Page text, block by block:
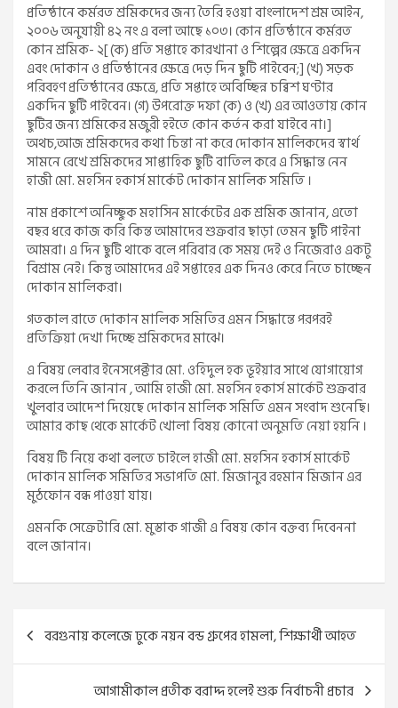
প্রতিষ্ঠানে কর্মরত শ্রমিকদের জন্য তৈরি হওয়া বাংলাদেশ শ্রম আইন,
২০০৬ অনুযায়ী ৪২ নং এ বলা আছে ১০৩। কোন প্রতিষ্ঠানে কর্মরত
কোন শ্রমিক- ২[ (ক) প্রতি সপ্তাহে কারখানা ও শিল্পের ক্ষেত্রে একদিন
এবং দোকান ও প্রতিষ্ঠানের ক্ষেত্রে দেড় দিন ছুটি পাইবেন;] (খ) সড়ক
পরিবহণ প্রতিষ্ঠানের ক্ষেত্রে, প্রতি সপ্তাহে অবিচ্ছিন্ন চব্বিশ ঘণ্টার
একদিন ছুটি পাইবেন। (গ) উপরোক্ত দফা (ক) ও (খ) এর আওতায় কোন
ছুটির জন্য শ্রমিকের মজুরী হইতে কোন কর্তন করা যাইবে না।]
অথচ,আজ শ্রমিকদের কথা চিন্তা না করে দোকান মালিকদের স্বার্থ
সামনে রেখে শ্রমিকদের সাপ্তাহিক ছুটি বাতিল করে এ সিদ্ধান্ত নেন
হাজী মো. মহসিন হকার্স মার্কেট দোকান মালিক সমিতি ।
নাম প্রকাশে অনিচ্ছুক মহাসিন মার্কেটের এক শ্রমিক জানান, এতো
বছর ধরে কাজ করি কিন্ত আমাদের শুক্রবার ছাড়া তেমন ছুটি পাইনা
আমরা। এ দিন ছুটি থাকে বলে পরিবার কে সময় দেই ও নিজেরাও একটু
বিশ্রাম নেই। কিন্তু আমাদের এই সপ্তাহের এক দিনও কেরে নিতে চাচ্ছেন
দোকান মালিকরা।
গতকাল রাতে দোকান মালিক সমিতির এমন সিদ্ধান্তে পরপরই
প্রতিক্রিয়া দেখা দিচ্ছে শ্রমিকদের মাঝে।
এ বিষয় লেবার ইনেসপেক্টার মো. ওহিদুল হক ভূইয়ার সাথে যোগায়োগ
করলে তিনি জানান , আমি হাজী মো. মহসিন হকার্স মার্কেট শুক্রবার
খুলবার আদেশ দিয়েছে দোকান মালিক সমিতি এমন সংবাদ শুনেছি।
আমার কাছ থেকে মার্কেট খোলা বিষয় কোনো অনুমতি নেয়া হয়নি ।
বিষয় টি নিয়ে কথা বলতে চাইলে হাজী মো. মহসিন হকার্স মার্কেট
দোকান মালিক সমিতির সভাপতি মো. মিজানুর রহমান মিজান এর
মুঠফোন বন্ধ পাওয়া যায়।
এমনকি সেক্রেটারি মো. মুস্তাক গাজী এ বিষয় কোন বক্তব্য দিবেননা
বলে জানান।
Post
navigation
বরগুনায় কলেজে ঢুকে নয়ন বন্ড গ্রুপের হামলা, শিক্ষার্থী আহত
আগামীকাল প্রতীক বরাদ্দ হলেই শুরু নির্বাচনী প্রচার